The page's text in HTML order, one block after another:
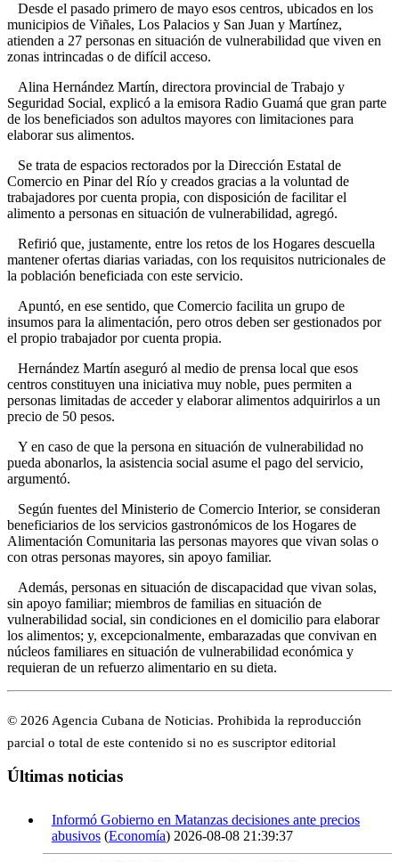
Desde el pasado primero de mayo esos centros, ubicados en los
municipios de Viñales, Los Palacios y San Juan y Martínez,
atienden a 27 personas en situación de vulnerabilidad que viven en
zonas intrincadas o de difícil acceso.
Alina Hernández Martín, directora provincial de Trabajo y
Seguridad Social, explicó a la emisora Radio Guamá que gran parte
de los beneficiados son adultos mayores con limitaciones para
elaborar sus alimentos.
Se trata de espacios rectorados por la Dirección Estatal de
Comercio en Pinar del Río y creados gracias a la voluntad de
trabajadores por cuenta propia, con disposición de facilitar el
alimento a personas en situación de vulnerabilidad, agregó.
Refirió que, justamente, entre los retos de los Hogares descuella
mantener ofertas diarias variadas, con los requisitos nutricionales de
la población beneficiada con este servicio.
Apuntó, en ese sentido, que Comercio facilita un grupo de
insumos para la alimentación, pero otros deben ser gestionados por
el propio trabajador por cuenta propia.
Hernández Martín aseguró al medio de prensa local que esos
centros constituyen una iniciativa muy noble, pues permiten a
personas limitadas de acceder y elaborar alimentos adquirirlos a un
precio de 50 pesos.
Y en caso de que la persona en situación de vulnerabilidad no
pueda abonarlos, la asistencia social asume el pago del servicio,
argumentó.
Según fuentes del Ministerio de Comercio Interior, se consideran
beneficiarios de los servicios gastronómicos de los Hogares de
Alimentación Comunitaria las personas mayores que vivan solas o
con otras personas mayores, sin apoyo familiar.
Además, personas en situación de discapacidad que vivan solas,
sin apoyo familiar; miembros de familias en situación de
vulnerabilidad social, sin condiciones en el domicilio para elaborar
los alimentos; y, excepcionalmente, embarazadas que convivan en
núcleos familiares en situación de vulnerabilidad económica y
requieran de un refuerzo alimentario en su dieta.
© 2026 Agencia Cubana de Noticias. Prohibida la reproducción
parcial o total de este contenido si no es suscriptor editorial
Últimas noticias
Informó Gobierno en Matanzas decisiones ante precios
abusivos (Economía) 2026-08-08 21:39:37